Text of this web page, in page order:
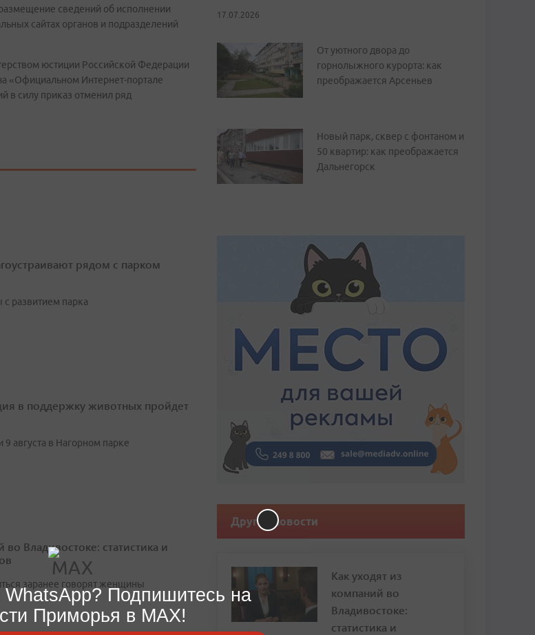
сведений об исполнении
сайтах органов и подразделений
юстиции Российской Федерации
«Официальном Интернет-портале
в силу приказ отменил ряд
рядом с парком
развитием парка
в поддержку животных пройдет
августа в Нагорном парке
во Владивостоке: статистика и
заранее говорят женщины
17.07.2026
От уютного двора до
горнолыжного курорта: как
преображается Арсеньев
Новый парк, сквер с фонтаном и
50 квартир: как преображается
Дальнегорск
Другие новости
Как уходят из
компаний во
Владивостоке:
статистика и
Подпишитесь на
Приморья в MAX!